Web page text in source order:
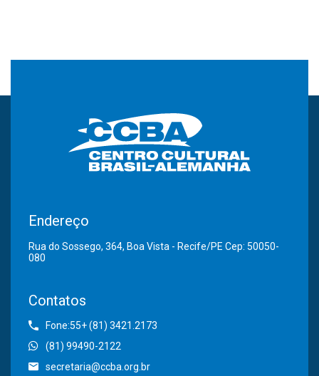
Endereço
Rua do Sossego, 364, Boa Vista - Recife/PE Cep: 50050-
080
Contatos
Fone:55+ (81) 3421.2173
(81) 99490-2122
secretaria@ccba.org.br